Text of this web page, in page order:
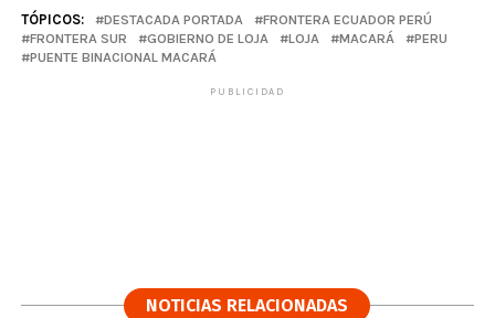
TÓPICOS: DESTACADA PORTADA
FRONTERA ECUADOR PERÚ
FRONTERA SUR
GOBIERNO DE LOJA LOJA MACARÁ
PERU
PUENTE BINACIONAL MACARÁ
PUBLICIDAD
NOTICIAS RELACIONADAS